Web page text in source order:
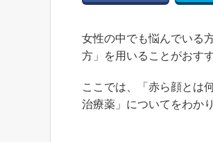
女性の中でも悩んでいる
方」を用いることがおす
ここでは、「赤ら顔とは
治療薬」についてをわか